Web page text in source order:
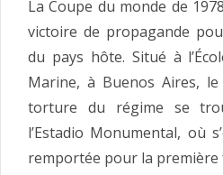
La Coupe du monde de
victoire de propagande
du pays hôte. Situé à
Marine, à Buenos Aires,
torture du régime se
l’Estadio Monumental, où
remportée pour la première